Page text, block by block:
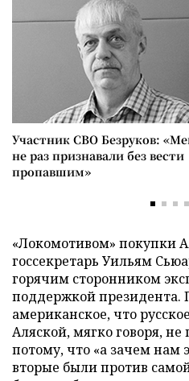
Участник СВО Безруков:
не раз признавали без вести
пропавшим»
«Локомотивом» покупки
госсекретарь Уильям
горячим сторонником
поддержкой президента.
американское, что
Аляской, мягко говоря,
потому, что «а зачем нам
вторые были против